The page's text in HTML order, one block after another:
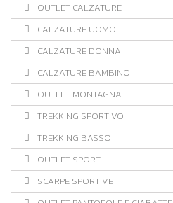
OUTLET CALZATURE
CALZATURE UOMO
CALZATURE DONNA
CALZATURE BAMBINO
OUTLET MONTAGNA
TREKKING SPORTIVO
TREKKING BASSO
OUTLET SPORT
SCARPE SPORTIVE